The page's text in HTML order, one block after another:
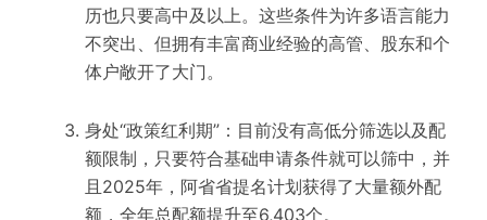
历也只要高中及以上。这些条件为许多语言能力
不突出、但拥有丰富商业经验的高管、股东和个
体户敞开了大门。
身处“政策红利期”：目前没有高低分筛选以及配
额限制，只要符合基础申请条件就可以筛中，并
且2025年，阿省省提名计划获得了大量额外配
额，全年总配额提升至6,403个。